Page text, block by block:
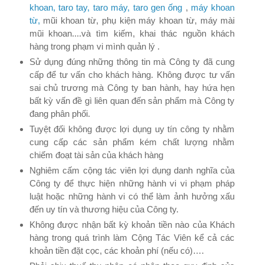
khoan, taro tay, taro máy, taro gen ống , máy khoan
từ, mũi khoan từ, phụ kiện máy khoan từ, máy mài
mũi khoan....và tìm kiếm, khai thác nguồn khách
hàng trong phạm vi mình quản lý .
Sử dụng đúng những thông tin mà Công ty đã cung
cấp để tư vấn cho khách hàng. Không được tư vấn
sai chủ trương mà Công ty ban hành, hay hứa hẹn
bất kỳ vấn đề gì liên quan đến sản phẩm mà Công ty
đang phân phối.
Tuyệt đối không được lợi dụng uy tín công ty nhằm
cung cấp các sản phẩm kém chất lượng nhằm
chiếm đoạt tài sản của khách hàng
Nghiêm cấm cộng tác viên lợi dụng danh nghĩa của
Công ty để thực hiện những hành vi vi phạm pháp
luật hoặc những hành vi có thể làm ảnh hưởng xấu
đến uy tín và thương hiệu của Công ty.
Không được nhận bất kỳ khoản tiền nào của Khách
hàng trong quá trình làm Cộng Tác Viên kể cả các
khoản tiền đặt cọc, các khoản phí (nếu có)….